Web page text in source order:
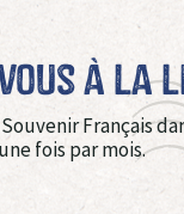
à La
Français
fois par mois.